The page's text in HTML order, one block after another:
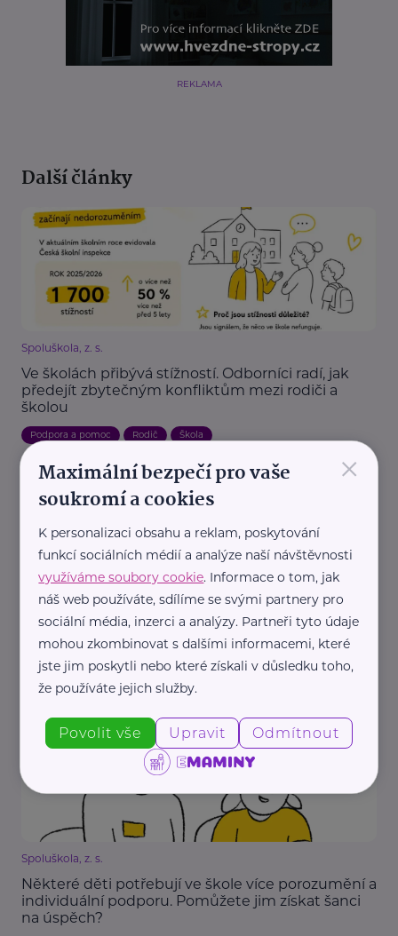
REKLAMA
Další články
Spoluškola, z. s.
Ve školách přibývá stížností. Odborníci radí, jak
předejít zbytečným konfliktům mezi rodiči a
školou
Podpora a pomoc Rodič Škola
Jak to bude od září s asistenty pedagoga v
Aktuálně Děti Škola Vzdělání
Spoluškola, z. s.
Některé děti potřebují ve škole více porozumění a
individuální podporu. Pomůžete jim získat šanci
na úspěch?
×
Maximální bezpečí pro vaše
soukromí a cookies
K personalizaci obsahu a reklam, poskytování
funkcí sociálních médií a analýze naší návštěvnosti
využíváme soubory cookie. Informace o tom, jak
náš web používáte, sdílíme se svými partnery pro
sociální média, inzerci a analýzy. Partneři tyto údaje
mohou zkombinovat s dalšími informacemi, které
jste jim poskytli nebo které získali v důsledku toho,
že používáte jejich služby.
Povolit vše Upravit Odmítnout